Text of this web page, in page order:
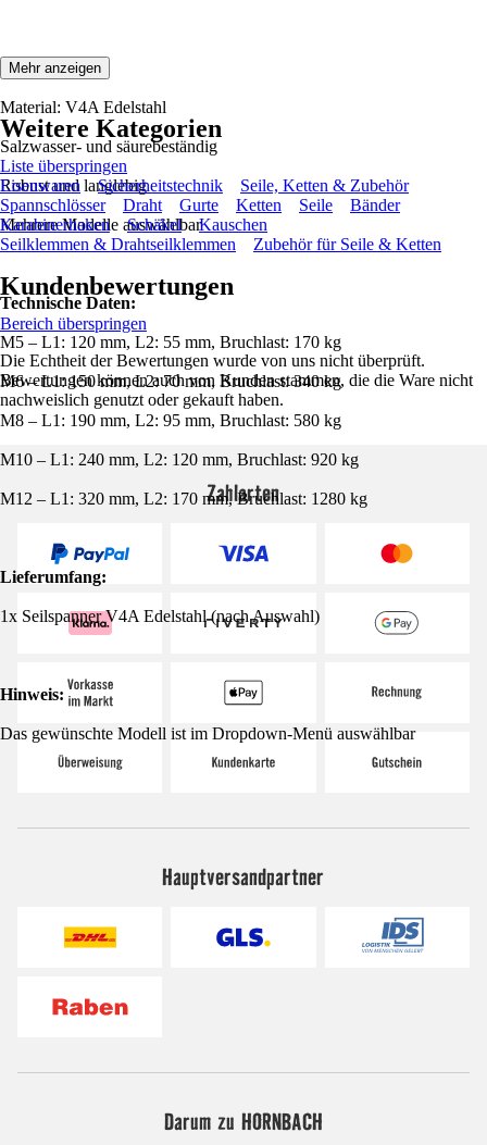
Eigenschaften:
Material: V4A Edelstahl
Salzwasser- und säurebeständig
Robust und langlebig
Mehrere Modelle auswählbar
Technische Daten:
M5 – L1: 120 mm, L2: 55 mm, Bruchlast: 170 kg
M6 – L1: 150 mm, L2: 70 mm, Bruchlast: 340 kg
M8 – L1: 190 mm, L2: 95 mm, Bruchlast: 580 kg
M10 – L1: 240 mm, L2: 120 mm, Bruchlast: 920 kg
M12 – L1: 320 mm, L2: 170 mm, Bruchlast: 1280 kg
Lieferumfang:
1x Seilspanner V4A Edelstahl (nach Auswahl)
Hinweis:
Das gewünschte Modell ist im Dropdown-Menü auswählbar
Mehr anzeigen
Weitere Kategorien
Liste überspringen
Eisenwaren
Sicherheitstechnik
Seile, Ketten & Zubehör
Spannschlösser
Draht Gurte Ketten Seile
Bänder
Karabinerhaken
Schäkel
Kauschen
Seilklemmen & Drahtseilklemmen
Zubehör für Seile & Ketten
Kundenbewertungen
Bereich überspringen
Die Echtheit der Bewertungen wurde von uns nicht überprüft.
Bewertungen können auch von Kunden stammen, die die Ware nicht
nachweislich genutzt oder gekauft haben.
Zahlarten
Hauptversandpartner
Darum zu HORNBACH